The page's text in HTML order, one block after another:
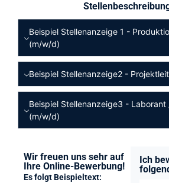
Beispiel Stellenanzeige 1 -
(m/w/d)
Beispiel Stellenanzeige2 -
Beispiel Stellenanzeige3 -
(m/w/d)
Wir freuen uns sehr auf
Ihre Online-Bewerbung!
Es folgt Beispieltext:
Ich